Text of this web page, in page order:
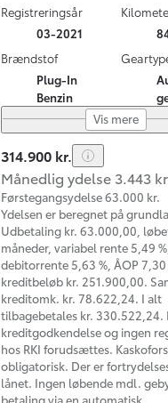
Registreringsår
03-2021
Brændstof
Plug-In
Benzin
Vis mere
314.900 kr.
Månedlig ydelse 3.443
Førstegangsydelse 63.000 kr.
Ydelsen er beregnet på
Udbetaling kr. 63.000,00,
måneder, variabel rente 5,49
debitorrente 5,63 %, ÅOP
kreditbeløb kr. 251.900,00.
kreditomk. kr. 78.622,24. I alt
tilbagebetales kr. 330.522,24.
kreditgodkendelse og ingen
hos RKI forudsættes.
obligatorisk. Der er
lånet. Ingen løbende mdl.
betaling via en automatisk